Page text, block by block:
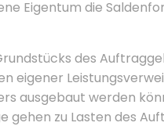
Eigentum die
des
eigener
ausgebaut werden
gehen zu Lasten des